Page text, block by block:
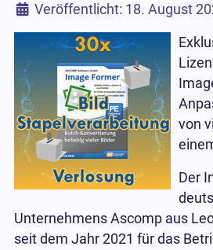
Details
Veröffentlicht: 18. August
von
Der
Unternehmens Ascomp aus
seit dem Jahr 2021 für das